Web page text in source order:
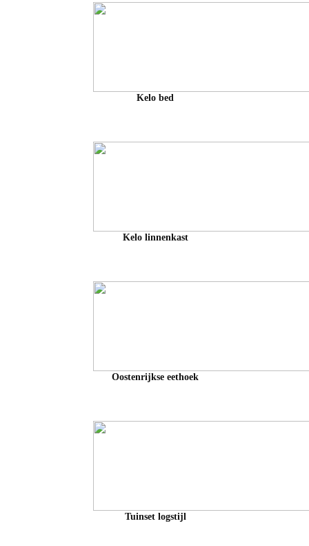
Kelo bed
Kelo linnenkast
Oostenrijkse eethoek
Tuinset logstijl